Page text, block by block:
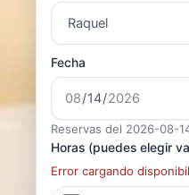
Fecha
Reservas del 2026-08-
Horas (puedes elegir
Error cargando